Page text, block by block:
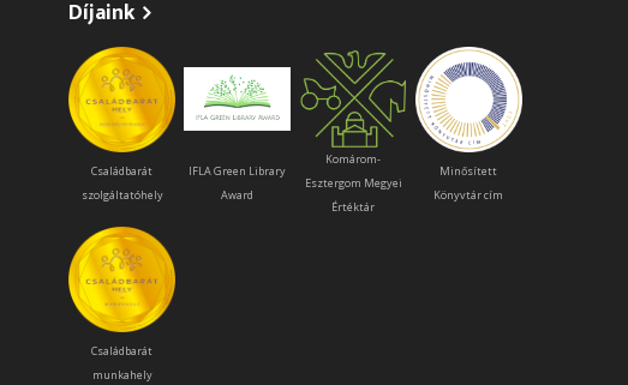
Díjaink
Családbarát
szolgáltatóhely
IFLA Green Library
Award
Komárom-
Esztergom Megyei
Értéktár
Minősített
Könyvtár cím
Családbarát
munkahely